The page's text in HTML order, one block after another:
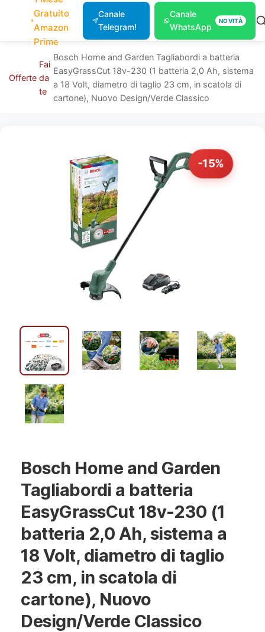
Gratuito
Amazon
Prime
Canale
Telegram!
Canale
WhatsApp
NOVITÀ
Offerte
Fai
da
te
Bosch Home and Garden Tagliabordi a batteria
EasyGrassCut 18v-230 (1 batteria 2,0 Ah, sistema
a 18 Volt, diametro di taglio 23 cm, in scatola di
cartone), Nuovo Design/Verde Classico
-15%
Bosch Home and Garden
Tagliabordi a batteria
EasyGrassCut 18v-230 (1
batteria 2,0 Ah, sistema a
18 Volt, diametro di taglio
23 cm, in scatola di
cartone), Nuovo
Design/Verde Classico